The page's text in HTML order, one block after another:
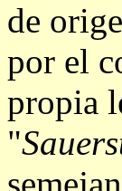
de
por el
propia
"